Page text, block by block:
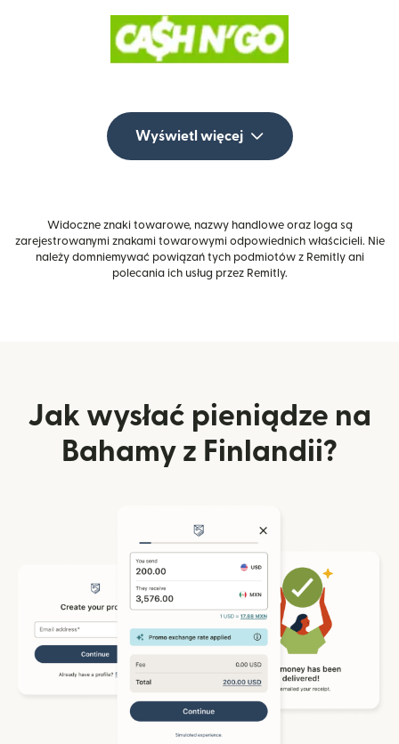
Wyświetl więcej
Widoczne znaki towarowe, nazwy handlowe oraz loga są
zarejestrowanymi znakami towarowymi odpowiednich właścicieli. Nie
należy domniemywać powiązań tych podmiotów z Remitly ani
polecania ich usług przez Remitly.
Jak wysłać pieniądze na
Bahamy z Finlandii?